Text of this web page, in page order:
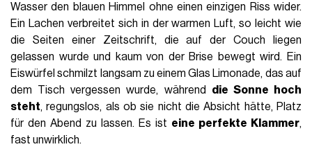
Wasser den blauen Himmel ohne einen einzigen Riss wider.
Ein Lachen verbreitet sich in der warmen Luft, so leicht wie
die Seiten einer Zeitschrift, die auf der Couch liegen
gelassen wurde und kaum von der Brise bewegt wird. Ein
Eiswürfel schmilzt langsam zu einem Glas Limonade, das auf
dem Tisch vergessen wurde, während die Sonne hoch
steht, regungslos, als ob sie nicht die Absicht hätte, Platz
für den Abend zu lassen. Es ist eine perfekte Klammer,
fast unwirklich.